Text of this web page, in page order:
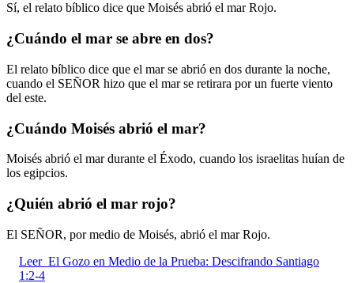
Sí, el relato bíblico dice que Moisés abrió el mar Rojo.
¿Cuándo el mar se abre en dos?
El relato bíblico dice que el mar se abrió en dos durante la noche,
cuando el SEÑOR hizo que el mar se retirara por un fuerte viento
del este.
¿Cuándo Moisés abrió el mar?
Moisés abrió el mar durante el Éxodo, cuando los israelitas huían de
los egipcios.
¿Quién abrió el mar rojo?
El SEÑOR, por medio de Moisés, abrió el mar Rojo.
Leer El Gozo en Medio de la Prueba: Descifrando Santiago
1:2-4